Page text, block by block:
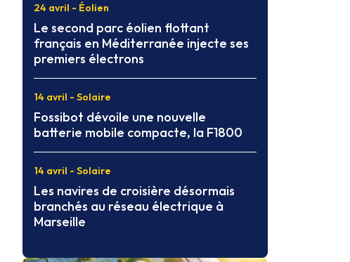
24 avril - Éolien
Le second parc éolien flottant
français en Méditerranée injecte ses
premiers électrons
14 avril - Solaire
Fossibot dévoile une nouvelle
batterie mobile compacte, la F1800
14 avril - Solaire
Les navires de croisière désormais
branchés au réseau électrique à
Marseille